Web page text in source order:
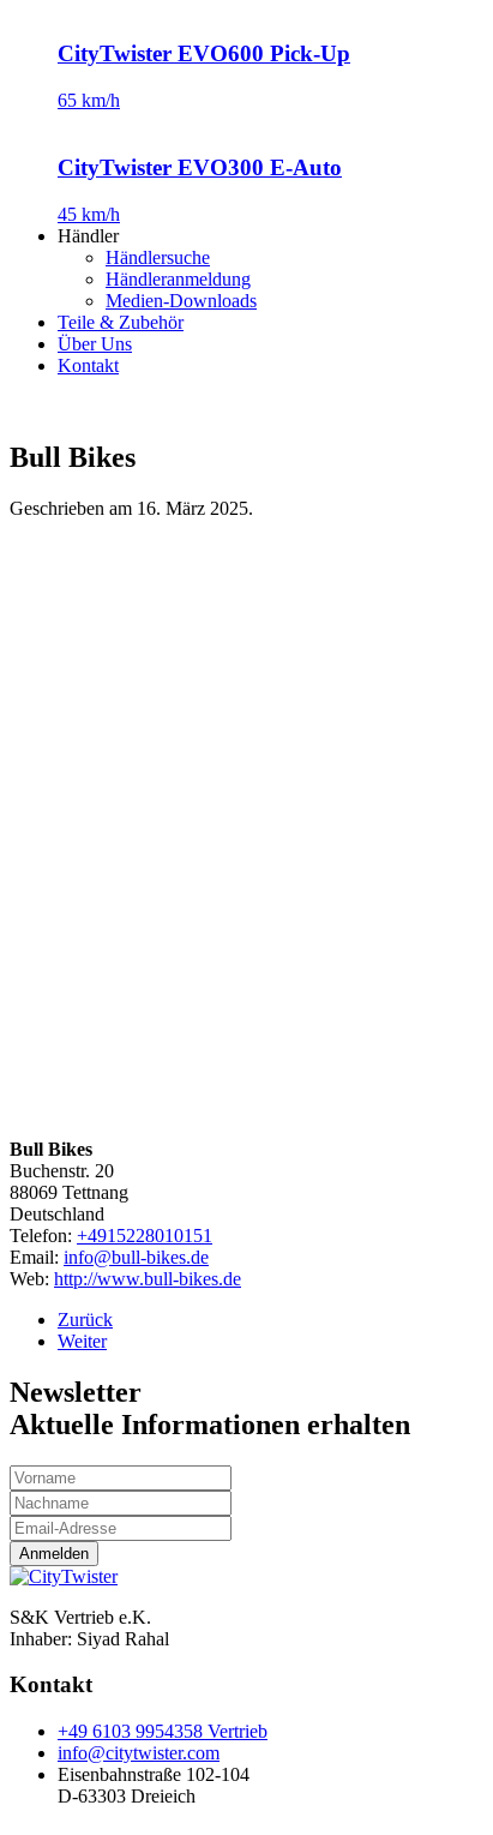
CityTwister EVO600 Pick-Up
65 km/h
CityTwister EVO300 E-Auto
45 km/h
Händler
Händlersuche
Händleranmeldung
Medien-Downloads
Teile & Zubehör
Über Uns
Kontakt
Bull Bikes
Geschrieben am 16. März 2025.
Bull Bikes
Buchenstr. 20
88069 Tettnang
Deutschland
Telefon: +4915228010151
Email: info@bull-bikes.de
Web: http://www.bull-bikes.de
Zurück
Weiter
Newsletter
Aktuelle Informationen erhalten
Anmelden
S&K Vertrieb e.K.
Inhaber: Siyad Rahal
Kontakt
+49 6103 9954358 Vertrieb
info@citytwister.com
Eisenbahnstraße 102-104
D-63303 Dreieich